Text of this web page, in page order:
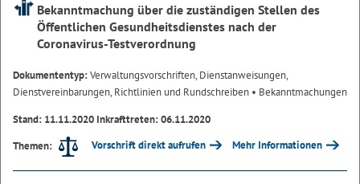
Bekanntmachung über die zuständigen Stellen des
Öffentlichen Gesundheitsdienstes nach der
Coronavirus-Testverordnung
Dokumententyp:Verwaltungsvorschriften, Dienstanweisungen,
Dienstvereinbarungen, Richtlinien und Rundschreiben • Bekanntmachungen
Stand: 11.11.2020 Inkrafttreten: 06.11.2020
Themen:
Vorschrift direkt aufrufen Mehr Informationen